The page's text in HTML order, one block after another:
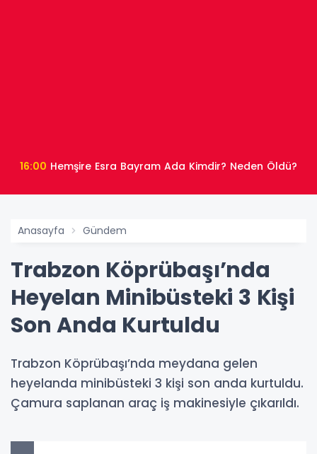
16:00 Hemşire Esra Bayram Ada Kimdir? Neden Öldü?
Anasayfa Gündem
Trabzon Köprübaşı’nda
Heyelan Minibüsteki 3 Kişi
Son Anda Kurtuldu
Trabzon Köprübaşı’nda meydana gelen
heyelanda minibüsteki 3 kişi son anda kurtuldu.
Çamura saplanan araç iş makinesiyle çıkarıldı.